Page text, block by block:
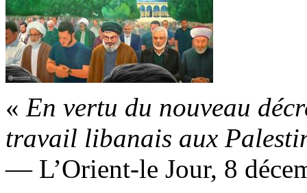
« En vertu du nouveau
travail libanais aux
— L’Orient-le Jour, 8